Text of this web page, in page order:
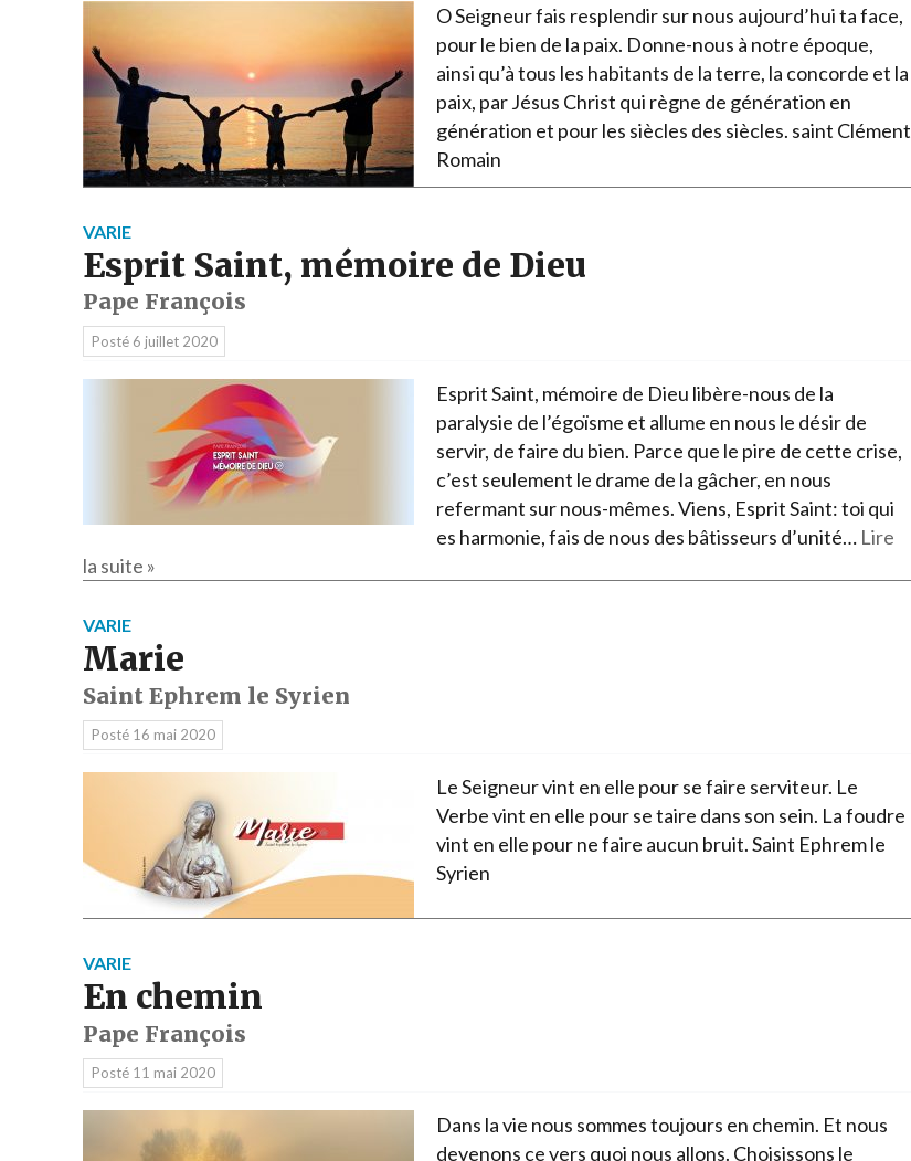
Narzole
San Lorenzo di Fossano
Susa
O Seigneur fais resplendir sur nous aujourd’hui ta face,
pour le bien de la paix. Donne-nous à notre époque,
ainsi qu’à tous les habitants de la terre, la concorde et la
paix, par Jésus Christ qui règne de génération en
génération et pour les siècles des siècles. saint Clément
Romain
VARIE
Esprit Saint, mémoire de Dieu
Pape François
Posté 6 juillet 2020
Esprit Saint, mémoire de Dieu libère-nous de la
paralysie de l’égoïsme et allume en nous le désir de
servir, de faire du bien. Parce que le pire de cette crise,
c’est seulement le drame de la gâcher, en nous
refermant sur nous-mêmes. Viens, Esprit Saint: toi qui
es harmonie, fais de nous des bâtisseurs d’unité… Lire
la suite »
VARIE
Marie
Saint Ephrem le Syrien
Posté 16 mai 2020
Le Seigneur vint en elle pour se faire serviteur. Le
Verbe vint en elle pour se taire dans son sein. La foudre
vint en elle pour ne faire aucun bruit. Saint Ephrem le
Syrien
VARIE
En chemin
Pape François
Posté 11 mai 2020
Dans la vie nous sommes toujours en chemin. Et nous
devenons ce vers quoi nous allons. Choisissons le